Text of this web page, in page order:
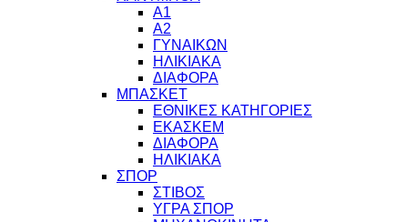
Α1
Α2
ΓΥΝΑΙΚΩΝ
ΗΛΙΚΙΑΚΑ
ΔΙΑΦΟΡΑ
ΜΠΑΣΚΕΤ
ΕΘΝΙΚΕΣ ΚΑΤΗΓΟΡΙΕΣ
ΕΚΑΣΚΕΜ
ΔΙΑΦΟΡΑ
ΗΛΙΚΙΑΚΑ
ΣΠΟΡ
ΣΤΙΒΟΣ
ΥΓΡΑ ΣΠΟΡ